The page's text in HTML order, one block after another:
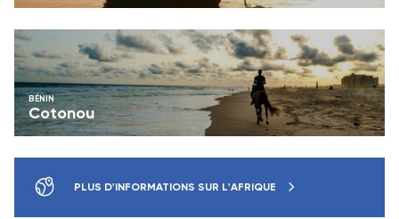
BÉNIN
Cotonou
PLUS D'INFORMATIONS SUR L'AFRIQUE